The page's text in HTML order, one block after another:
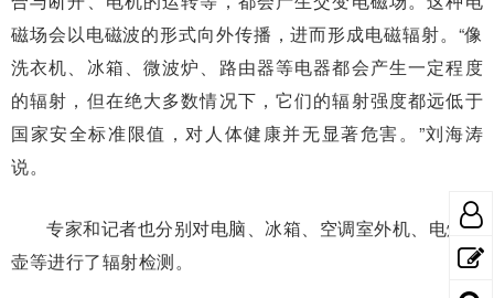
磁场会以电磁波的形式向外传播，进而形成电磁辐射。“像
洗衣机、冰箱、微波炉、路由器等电器都会产生一定程度
的辐射，但在绝大多数情况下，它们的辐射强度都远低于
国家安全标准限值，对人体健康并无显著危害。”刘海涛
说。
专家和记者也分别对电脑、冰箱、空调室外机、电烧水
壶等进行了辐射检测。